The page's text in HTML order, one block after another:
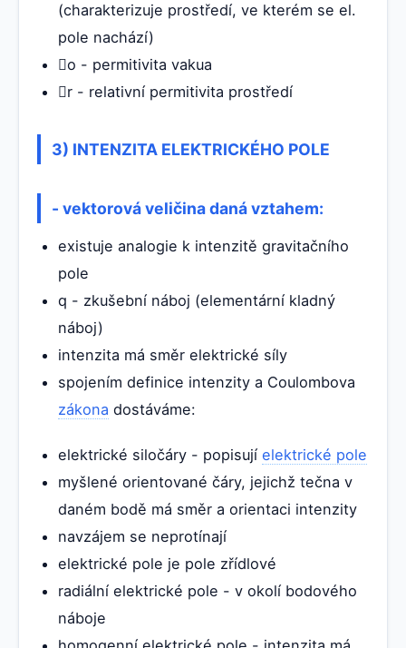
(charakterizuje prostředí, ve kterém se el.
pole nachází)
o - permitivita vakua
r - relativní permitivita prostředí
3) INTENZITA ELEKTRICKÉHO POLE
- vektorová veličina daná vztahem:
existuje analogie k intenzitě gravitačního
pole
q - zkušební náboj (elementární kladný
náboj)
intenzita má směr elektrické síly
spojením definice intenzity a Coulombova
zákona dostáváme:
elektrické siločáry - popisují elektrické pole
myšlené orientované čáry, jejichž tečna v
daném bodě má směr a orientaci intenzity
navzájem se neprotínají
elektrické pole je pole zřídlové
radiální elektrické pole - v okolí bodového
náboje